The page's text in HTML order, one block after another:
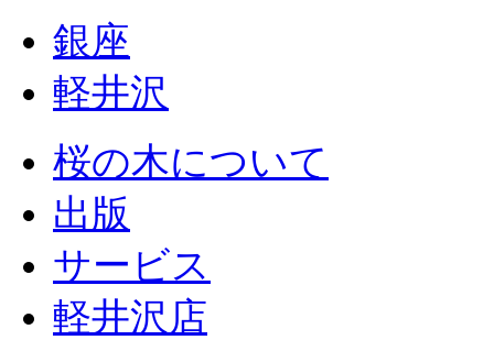
銀座
軽井沢
桜の木について
出版
サービス
軽井沢店